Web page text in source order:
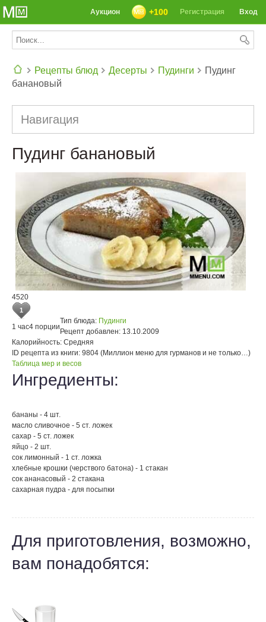
Вход
Регистрация
+100
Аукцион
Рецепты блюд Десерты Пудинги
Пудинг
банановый
Навигация
Пудинг банановый
4520
1
1 час4 порции
Тип блюда: Пудинги
Рецепт добавлен: 13.10.2009
Калорийность: Средняя
ID рецепта из книги: 9804 (Миллион меню для гурманов и не только…)
Таблица мер и весов
Ингредиенты:
бананы - 4 шт.
масло сливочное - 5 ст. ложек
сахар - 5 ст. ложек
яйцо - 2 шт.
сок лимонный - 1 ст. ложка
хлебные крошки (черствого батона) - 1 стакан
сок ананасовый - 2 стакана
сахарная пудра - для посыпки
Для приготовления, возможно,
вам понадобятся: